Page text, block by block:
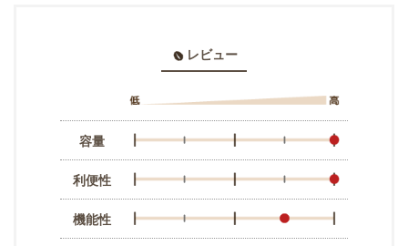
レビュー
容量
利便性
機能性